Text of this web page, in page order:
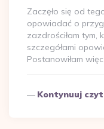
Zaczęło się od
opowiadać o
zazdrościłam tym,
szczegółami
Postanowiłam
Kontynuuj